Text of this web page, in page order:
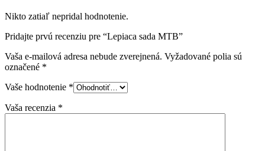
Nikto zatiaľ nepridal hodnotenie.
Pridajte prvú recenziu pre “Lepiaca sada MTB”
Vaša e-mailová adresa nebude zverejnená. Vyžadované polia sú
označené *
Vaše hodnotenie *
Vaša recenzia *